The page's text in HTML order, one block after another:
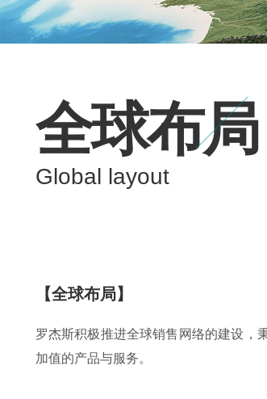
全球布局
Global layout
【全球布局】
罗杰斯积极推进全球销售网络的建设，
加值的产品与服务。